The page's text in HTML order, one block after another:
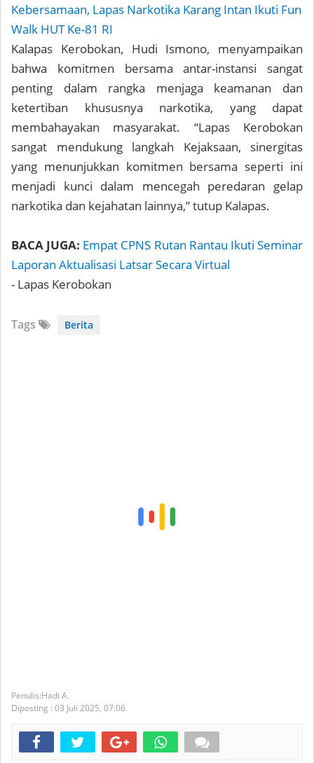
Kebersamaan, Lapas Narkotika Karang Intan Ikuti Fun
Walk HUT Ke-81 RI
Kalapas Kerobokan, Hudi Ismono, menyampaikan
bahwa komitmen bersama antar-instansi sangat
penting dalam rangka menjaga keamanan dan
ketertiban khususnya narkotika, yang dapat
membahayakan masyarakat. “Lapas Kerobokan
sangat mendukung langkah Kejaksaan, sinergitas
yang menunjukkan komitmen bersama seperti ini
menjadi kunci dalam mencegah peredaran gelap
narkotika dan kejahatan lainnya,” tutup Kalapas.
BACA JUGA: Empat CPNS Rutan Rantau Ikuti Seminar
Laporan Aktualisasi Latsar Secara Virtual
- Lapas Kerobokan
Tags Berita
Hadi A.
Diposting : 03 Juli 2025, 07:06